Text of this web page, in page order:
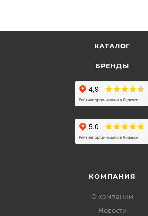
КАТАЛОГ
БРЕНДЫ
КОМПАНИЯ
О компании
Новости